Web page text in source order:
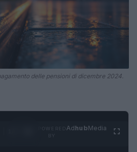
delle pensioni di dicembre 2024.
AdhubMedia